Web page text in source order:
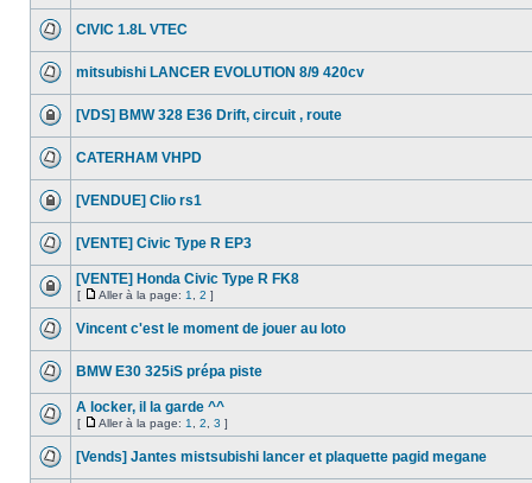
CIVIC 1.8L VTEC
mitsubishi LANCER EVOLUTION 8/9 420cv
[VDS] BMW 328 E36 Drift, circuit , route
CATERHAM VHPD
[VENDUE] Clio rs1
[VENTE] Civic Type R EP3
[VENTE] Honda Civic Type R FK8
[ Aller à la page: 1 2 ]
Vincent c'est le moment de jouer au loto
BMW E30 325iS prépa piste
A locker, il la garde ^^
[ Aller à la page: 1 2 3 ]
[Vends] Jantes mistsubishi lancer et plaquette pagid megane